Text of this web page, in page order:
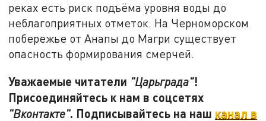
реках есть риск подъёма уровня воды до
неблагоприятных отметок. На Черноморском
побережье от Анапы до Магри существует
опасность формирования смерчей.
Уважаемые читатели "Царьграда"!
Присоединяйтесь к нам в соцсетях
"Вконтакте". Подписывайтесь на наш канал в